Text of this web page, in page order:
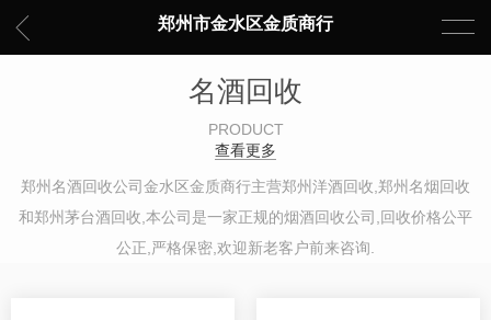
郑州市金水区金质商行
名酒回收
PRODUCT
查看更多
郑州名酒回收公司金水区金质商行主营郑州洋酒回收,郑州名烟回收
和郑州茅台酒回收,本公司是一家正规的烟酒回收公司,回收价格公平
公正,严格保密,欢迎新老客户前来咨询.